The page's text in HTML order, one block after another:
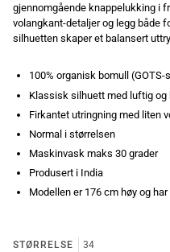
gjennomgående knappelukking i
volangkant-detaljer og legg både
silhuetten skaper et balansert
100% organisk bomull
Klassisk silhuett med luftig
Firkantet utringning med liten
Normal i størrelsen
Maskinvask maks 30 grader
Produsert i India
Modellen er 176 cm høy og
STØRRELSE 34